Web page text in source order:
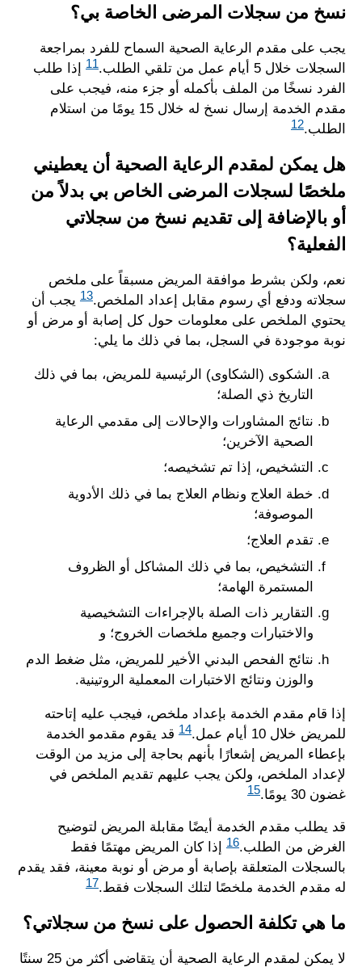
نسخ من سجلات المرضى الخاصة بي؟
يجب على مقدم الرعاية الصحية السماح للفرد بمراجعة
السجلات خلال 5 أيام عمل من تلقي الطلب.
11
إذا طلب
الفرد نسخًا من الملف بأكمله أو جزء منه، فيجب على
مقدم الخدمة إرسال نسخ له خلال 15 يومًا من استلام
الطلب.12
هل يمكن لمقدم الرعاية الصحية أن يعطيني
ملخصًا لسجلات المرضى الخاص بي بدلاً من
أو بالإضافة إلى تقديم نسخ من سجلاتي
الفعلية؟
نعم، ولكن بشرط موافقة المريض مسبقاً على ملخص
سجلاته ودفع أي رسوم مقابل إعداد الملخص.13 يجب أن
يحتوي الملخص على معلومات حول كل إصابة أو مرض أو
نوبة موجودة في السجل، بما في ذلك ما يلي:
الشكوى (الشكاوى) الرئيسية للمريض، بما في ذلك
التاريخ ذي الصلة؛
نتائج المشاورات والإحالات إلى مقدمي الرعاية
الصحية الآخرين؛
التشخيص، إذا تم تشخيصه؛
خطة العلاج ونظام العلاج بما في ذلك الأدوية
الموصوفة؛
تقدم العلاج؛
التشخيص، بما في ذلك المشاكل أو الظروف
المستمرة الهامة؛
التقارير ذات الصلة بالإجراءات التشخيصية
والاختبارات وجميع ملخصات الخروج؛ و
نتائج الفحص البدني الأخير للمريض، مثل ضغط الدم
والوزن ونتائج الاختبارات المعملية الروتينية.
إذا قام مقدم الخدمة بإعداد ملخص، فيجب عليه إتاحته
للمريض خلال 10 أيام عمل.
14 قد يقوم مقدمو الخدمة
بإعطاء المريض إشعارًا بأنهم بحاجة إلى مزيد من الوقت
لإعداد الملخص، ولكن يجب عليهم تقديم الملخص في
غضون 30 يومًا.
15
قد يطلب مقدم الخدمة أيضًا مقابلة المريض لتوضيح
الغرض من الطلب.16
إذا كان المريض مهتمًا فقط
بالسجلات المتعلقة بإصابة أو مرض أو نوبة معينة، فقد يقدم
له مقدم الخدمة ملخصًا لتلك السجلات فقط.17
ما هي تكلفة الحصول على نسخ من سجلاتي؟
لا يمكن لمقدم الرعاية الصحية أن يتقاضى أكثر من 25 سنتًا